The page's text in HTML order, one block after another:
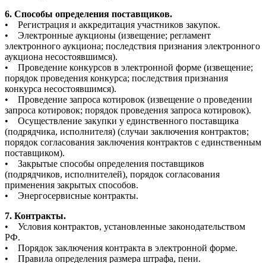
6. Способы определения поставщиков.
• Регистрация и аккредитация участников закупок.
• Электронные аукционы (извещение; регламент
электронного аукциона; последствия признания электронного
аукциона несостоявшимся).
• Проведение конкурсов в электронной форме (извещение;
порядок проведения конкурса; последствия признания
конкурса несостоявшимся).
• Проведение запроса котировок (извещение о проведении
запроса котировок; порядок проведения запроса котировок).
• Осуществление закупки у единственного поставщика
(подрядчика, исполнителя) (случаи заключения контрактов;
порядок согласования заключения контрактов с единственным
поставщиком).
• Закрытые способы определения поставщиков
(подрядчиков, исполнителей), порядок согласования
применения закрытых способов.
• Энергосервисные контракты.
7. Контракты.
• Условия контрактов, установленные законодательством
РФ.
• Порядок заключения контракта в электронной форме.
• Правила определения размера штрафа, пени.